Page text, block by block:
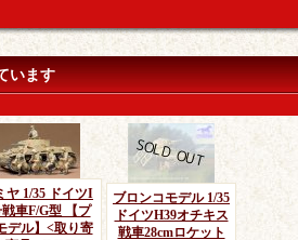
います
ヤ 1/35 ドイツI
車F/G型 【プ
デル】<取り寄
ブロンコモデル 1/35
ドイツH39オチキス
戦車28cmロケット